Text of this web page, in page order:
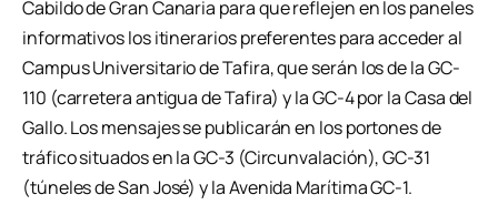
Cabildo de Gran Canaria para que reflejen en los paneles
informativos los itinerarios preferentes para acceder al
Campus Universitario de Tafira, que serán los de la GC-
110 (carretera antigua de Tafira) y la GC-4 por la Casa del
Gallo. Los mensajes se publicarán en los portones de
tráfico situados en la GC-3 (Circunvalación), GC-31
(túneles de San José) y la Avenida Marítima GC-1.